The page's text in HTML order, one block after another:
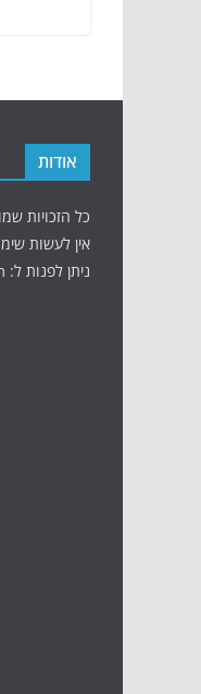
אודות
כל הזכויות
אין לעשות
ניתן לפנות ל: Avihai.ZoomAt@gmail.com